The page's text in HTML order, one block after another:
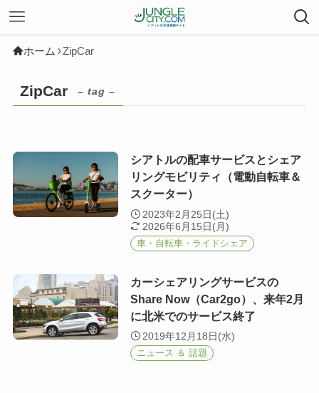
ホーム ZipCar
ZipCar – tag –
シアトルの配車サービスとシェア
リングモビリティ（電動自転車＆
スクーター）
2023年2月25日(土)
2026年6月15日(月)
車・自転車・ライドシェア
カーシェアリングサービスの
Share Now（Car2go）、来年2月
に北米でのサービス終了
2019年12月18日(水)
ニュース ＆ 話題